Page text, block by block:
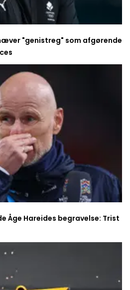
"genistreg" som afgørende
Åge Hareides begravelse: Trist